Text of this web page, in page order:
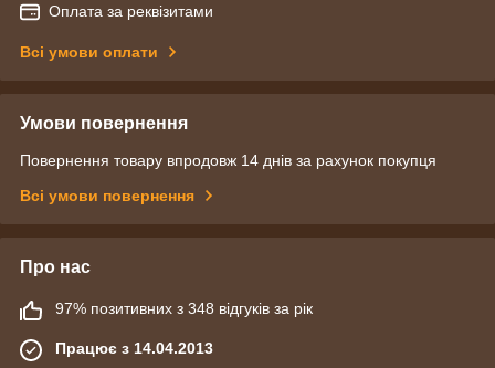
Оплата за реквізитами
Всі умови оплати
Умови повернення
Повернення товару впродовж 14 днів за рахунок покупця
Всі умови повернення
Про нас
97% позитивних з 348 відгуків за рік
Працює з 14.04.2013